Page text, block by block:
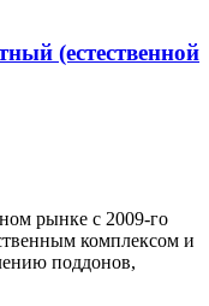
(естественной
рынке с 2009-го
комплексом и
поддонов,